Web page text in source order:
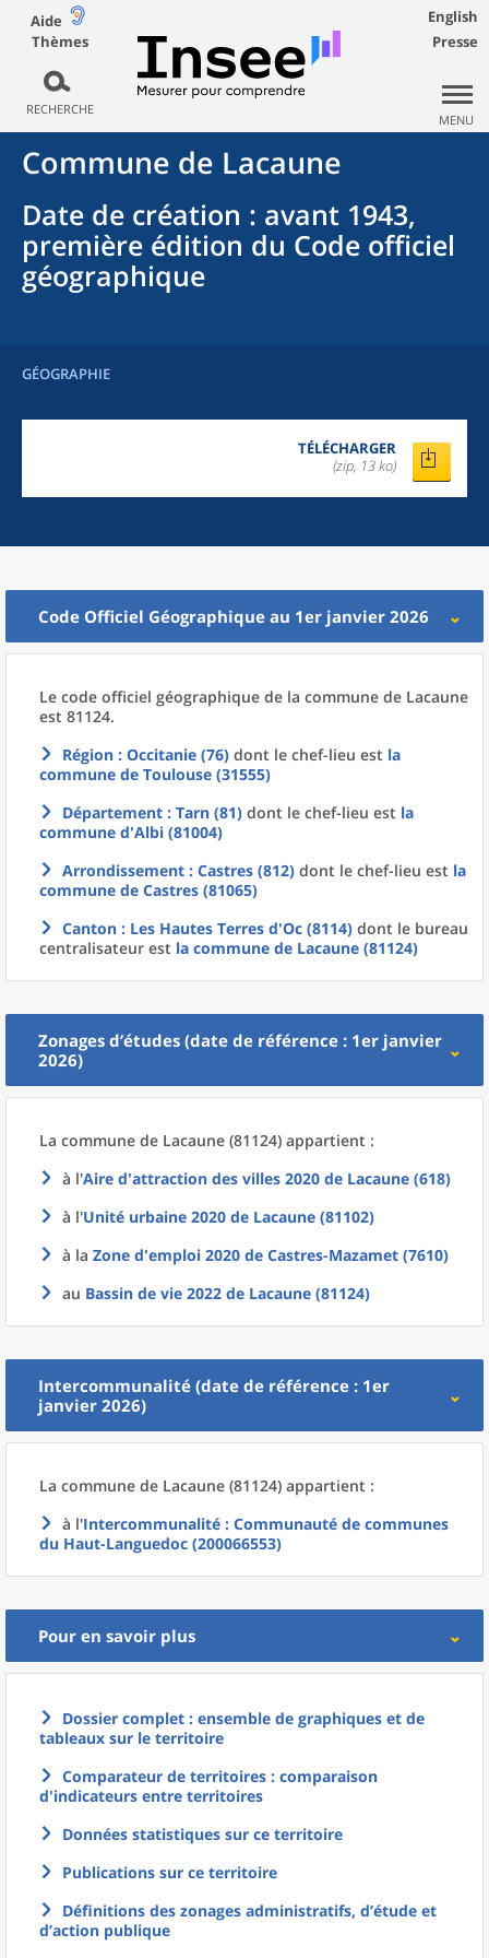
Aide
Thèmes
RECHERCHE
English
Presse
MENU
Commune de Lacaune
Date de création : avant 1943,
première édition du Code officiel
géographique
GÉOGRAPHIE
TÉLÉCHARGER
(zip, 13 ko)
Code Officiel Géographique au 1er janvier 2026
Le code officiel géographique de la commune de Lacaune
est 81124.
Région : Occitanie (76) dont le chef-lieu est la
commune de Toulouse (31555)
Département : Tarn (81) dont le chef-lieu est la
commune d'Albi (81004)
Arrondissement : Castres (812) dont le chef-lieu est la
commune de Castres (81065)
Canton : Les Hautes Terres d'Oc (8114) dont le bureau
centralisateur est la commune de Lacaune (81124)
Zonages d’études (date de référence : 1er janvier
2026)
La commune de Lacaune (81124) appartient :
à l'Aire d'attraction des villes 2020 de Lacaune (618)
à l'Unité urbaine 2020 de Lacaune (81102)
à la Zone d'emploi 2020 de Castres-Mazamet (7610)
au Bassin de vie 2022 de Lacaune (81124)
Intercommunalité (date de référence : 1er
janvier 2026)
La commune de Lacaune (81124) appartient :
à l'Intercommunalité : Communauté de communes
du Haut-Languedoc (200066553)
Pour en savoir plus
Dossier complet : ensemble de graphiques et de
tableaux sur le territoire
Comparateur de territoires : comparaison
d'indicateurs entre territoires
Données statistiques sur ce territoire
Publications sur ce territoire
Définitions des zonages administratifs, d’étude et
d’action publique